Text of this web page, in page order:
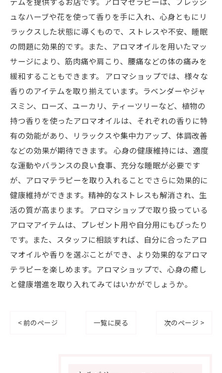
ュなハーブや花を使って香りを手に入れ、心身ともにリ
ラックスした状態に導くもので、ストレスや不安、睡眠
の問題に効果的です。また、アロマオイルを用いたマッ
サージにより、筋肉痛や肩こり、腰痛などの体の痛みを
緩和することもできます。 アロマショップでは、様々な
香りのアイテムを取り揃えています。ラベンダーやジャ
スミン、ローズ、ユーカリ、ティーツリーなど、植物の
持つ香りを使ったアロマオイルは、それぞれの香りに特
有の効能があり、リラックスや集中力アップ、体調改善
などの効果が期待できます。 心身の健康維持には、適度
な運動やバランスの良い食事、充分な睡眠が必要です
が、アロマテラピーを取り入れることでさらに効果的に
健康維持ができます。精神的なストレスも解消され、生
活の質が高まります。 アロマショップで取り扱っている
アロマアイテムは、プレゼント用や自分用にもぴったり
です。また、スタッフに相談すれば、自分に合ったアロ
マオイルや香りを選ぶことができ、より効果的なアロマ
テラピーを楽しめます。アロマショップで、心身の癒し
と健康増進を取り入れてみてはいかがでしょうか。
< 前のページ 一覧に戻る 次のページ >